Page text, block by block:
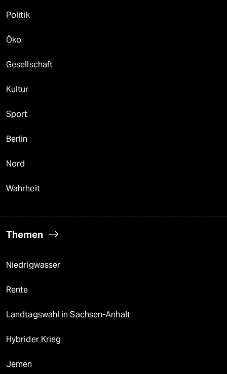
Politik
Öko
Gesellschaft
Kultur
Sport
Berlin
Nord
Wahrheit
Themen
Niedrigwasser
Rente
Landtagswahl in Sachsen-Anhalt
Hybrider Krieg
Jemen